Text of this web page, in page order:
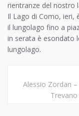
rientranze del nostro
Il Lago di Como, ieri,
il lungolago fino a
in serata è esondato
lungolago.
Alessio Zordan
Trevano